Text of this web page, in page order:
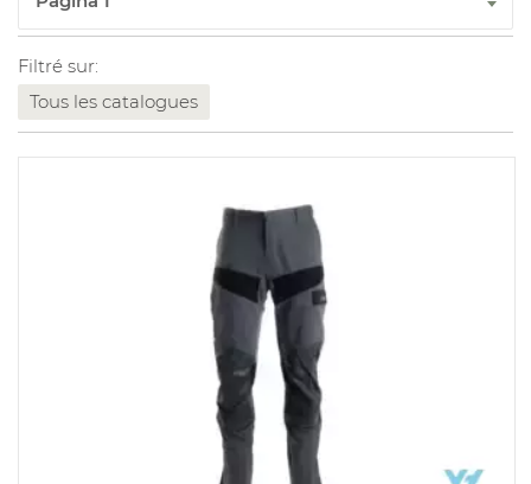
Filtré sur:
Tous les catalogues